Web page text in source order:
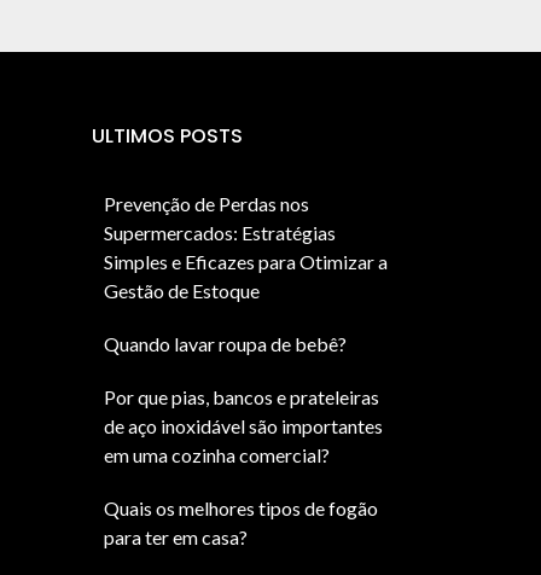
ULTIMOS POSTS
Prevenção de Perdas nos
Supermercados: Estratégias
Simples e Eficazes para Otimizar a
Gestão de Estoque
Quando lavar roupa de bebê?
Por que pias, bancos e prateleiras
de aço inoxidável são importantes
em uma cozinha comercial?
Quais os melhores tipos de fogão
para ter em casa?